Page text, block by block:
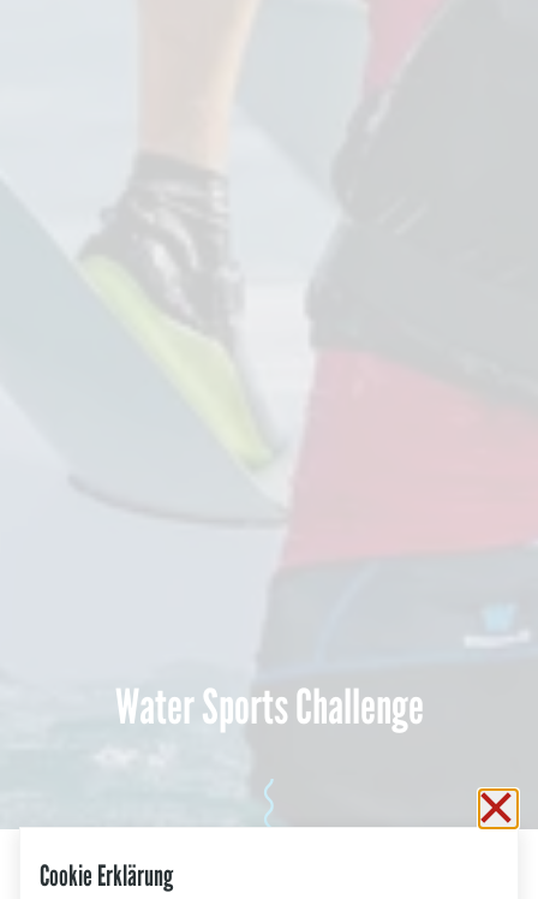
Water Sports Challenge
Cookie Erklärung